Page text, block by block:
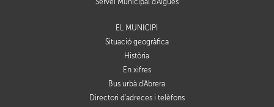
Servei Municipal d'Aigües
EL MUNICIPI
Situació geogràfica
Història
En xifres
Bus urbà d'Abrera
Directori d'adreces i telèfons